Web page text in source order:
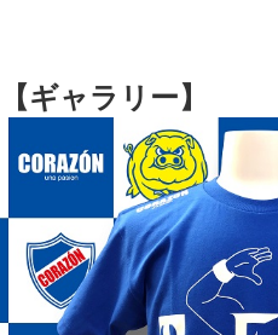
【ギャラリー】